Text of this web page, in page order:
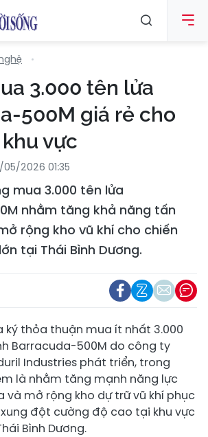
3.000 tên lửa
500M giá rẻ cho
vực
2026 01:35
mua 3.000 tên lửa
nhằm tăng khả năng tấn
rộng kho vũ khí cho chiến
tại Thái Bình Dương.
ký thỏa thuận mua ít nhất 3.000
Barracuda-500M do công ty
Industries phát triển, trong
là nhằm tăng mạnh năng lực
và mở rộng kho dự trữ vũ khí phục
đột cường độ cao tại khu vực
Bình Dương.